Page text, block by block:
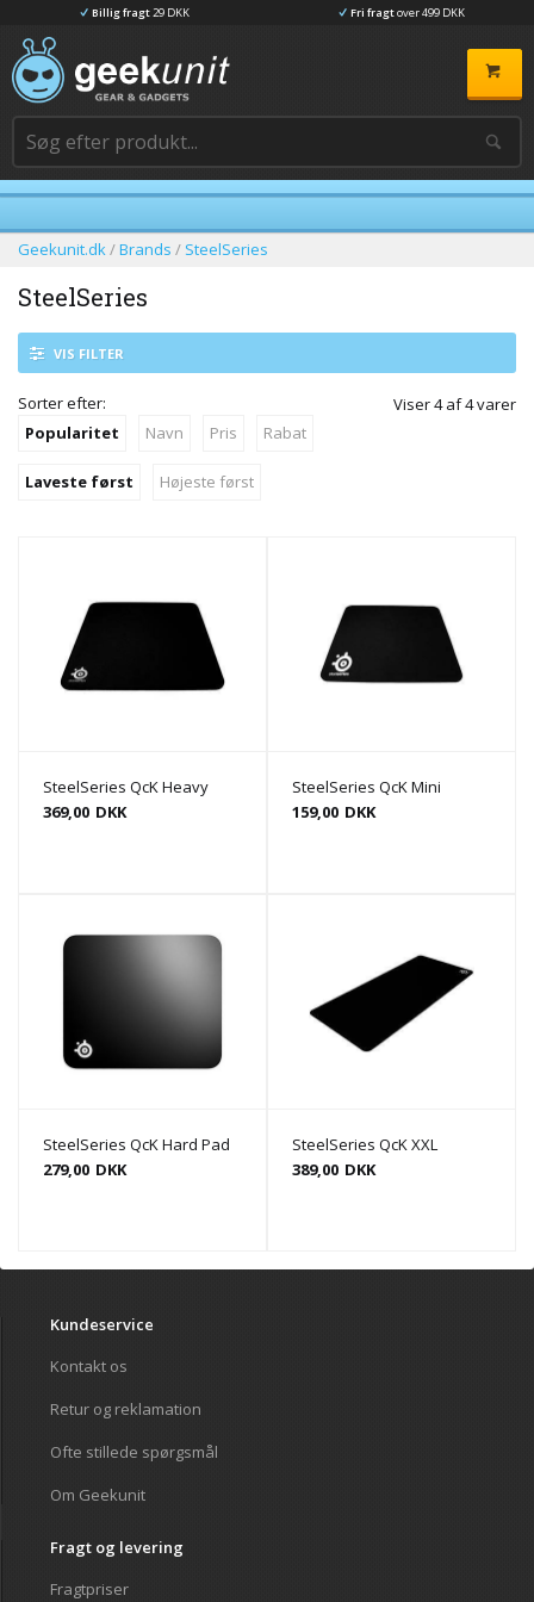
Billig fragt29 DKK Fri fragtover 499 DKK
Geekunit.dk/Brands / SteelSeries
SteelSeries
VIS FILTER
Viser4af4varer
Sorter efter:
Popularitet
Navn Pris Rabat
Laveste først Højeste først
SteelSeries QcK Heavy
369,00 DKK
SteelSeries QcK Mini
159,00 DKK
SteelSeries QcK Hard Pad
279,00 DKK
SteelSeries QcK XXL
389,00 DKK
Kundeservice
Kontakt os
Retur og reklamation
Ofte stillede spørgsmål
Om Geekunit
Fragt og levering
Fragtpriser